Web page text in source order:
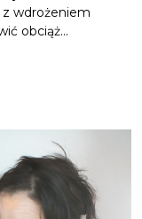
z wdrożeniem
obciąż...